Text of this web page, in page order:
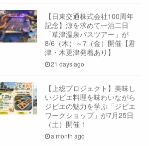
【日東交通株式会社100周年
記念】涼を求めて一泊二日
「草津温泉バスツアー」が
8/6（木）～7（金）開催【君
津・木更津発着あり】
21 days ago
【上総プロジェクト】美味し
いジビエ料理を味わいながら
ジビエの魅力を学ぶ「ジビエ
ワークショップ」が7月25日
（土）開催！
a month ago